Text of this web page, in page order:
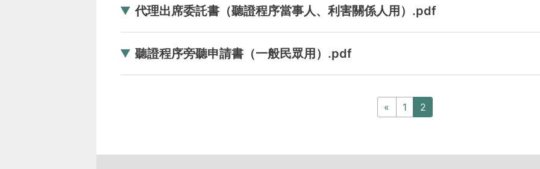
代理出席委託書（聽證程序當事人、利害關係人用）.pdf
聽證程序旁聽申請書（一般民眾用）.pdf
« 1 2